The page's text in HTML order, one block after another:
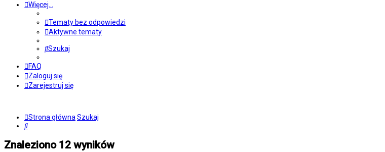
Więcej…
Tematy bez odpowiedzi
Aktywne tematy
Szukaj
FAQ
Zaloguj się
Zarejestruj się
Strona główna Szukaj
Szukaj
Znaleziono 12 wyników